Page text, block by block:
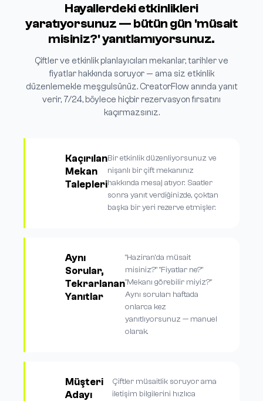
Hayallerdeki etkinlikleri
yaratıyorsunuz — bütün gün 'müsait
misiniz?' yanıtlamıyorsunuz.
Çiftler ve etkinlik planlayıcıları mekanlar, tarihler ve
fiyatlar hakkında soruyor — ama siz etkinlik
düzenlemekle meşgulsünüz. CreatorFlow anında yanıt
verir, 7/24, böylece hiçbir rezervasyon fırsatını
kaçırmazsınız.
Kaçırılan
Mekan
Talepleri
Bir etkinlik düzenliyorsunuz ve
nişanlı bir çift mekanınız
hakkında mesaj atıyor. Saatler
sonra yanıt verdiğinizde, çoktan
başka bir yeri rezerve etmişler.
Aynı
Sorular,
Tekrarlanan
Yanıtlar
"Haziran'da müsait
misiniz?" "Fiyatlar ne?"
"Mekanı görebilir miyiz?"
Aynı soruları haftada
onlarca kez
yanıtlıyorsunuz — manuel
olarak.
Müşteri
Adayı
Çiftler müsaitlik soruyor ama
iletişim bilgilerini hızlıca